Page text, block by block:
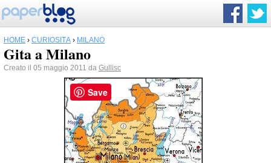
HOME › CURIOSITÀ › MILANO
Gita a Milano
Creato il 05 maggio 2011 da Gullisc
Save